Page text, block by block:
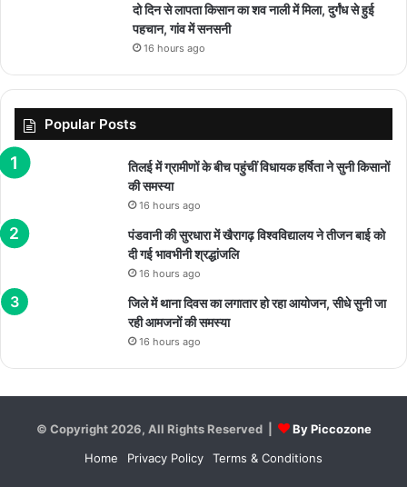
दो दिन से लापता किसान का शव नाली में मिला, दुर्गंध से हुई
पहचान, गांव में सनसनी
16 hours ago
Popular Posts
तिलई में ग्रामीणों के बीच पहुंचीं विधायक हर्षिता ने सुनी किसानों
की समस्या
16 hours ago
पंडवानी की सुरधारा में खैरागढ़ विश्वविद्यालय ने तीजन बाई को
दी गई भावभीनी श्रद्धांजलि
16 hours ago
जिले में थाना दिवस का लगातार हो रहा आयोजन, सीधे सुनी जा
रही आमजनों की समस्या
16 hours ago
© Copyright 2026, All Rights Reserved |
By Piccozone
Home
Privacy Policy Terms & Conditions